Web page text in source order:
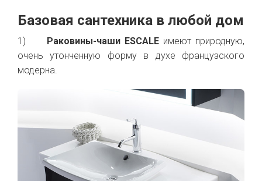
Базовая сантехника в любой дом
1) Раковины-чаши ESCALEимеют природную,
очень утонченную форму в духе французского
модерна.